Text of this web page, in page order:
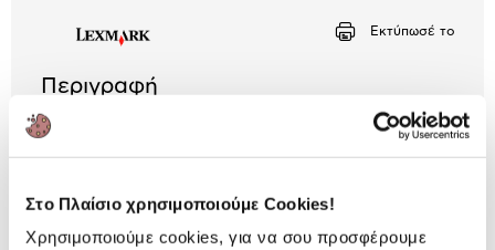
Στο Πλαίσιο χρησιμοποιούμε Cookies!
Χρησιμοποιούμε cookies, για να σου προσφέρουμε
Εκτύπωσέ το
Περιγραφή
Με τα αυθεντικά Toner, δοχεία γραφίτη της Lexmark
Χαρακτηριστικά